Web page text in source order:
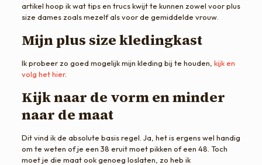
artikel hoop ik wat tips en trucs kwijt te kunnen zowel voor plus
size dames zoals mezelf als voor de gemiddelde vrouw.
Mijn plus size kledingkast
Ik probeer zo goed mogelijk mijn kleding bij te houden, kijk en
volg het hier.
Kijk naar de vorm en minder
naar de maat
Dit vind ik de absolute basis regel. Ja, het is ergens wel handig
om te weten of je een 38 eruit moet pikken of een 48. Toch
moet je die maat ook genoeg loslaten, zo heb ik